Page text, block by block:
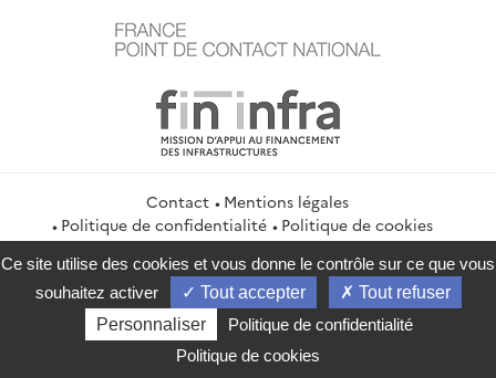
Contact
Mentions légales
Politique de confidentialité
Politique de cookies
Gestion des cookies
service-public.gouv.fr
legifrance.gouv.fr
info.gouv.fr
data.gouv.fr
2026 Direction générale du Trésor
Ce site utilise des cookies et vous donne le contrôle sur ce que vous
souhaitez activer
Tout accepter
Tout refuser
Personnaliser
Politique de confidentialité
Politique de cookies